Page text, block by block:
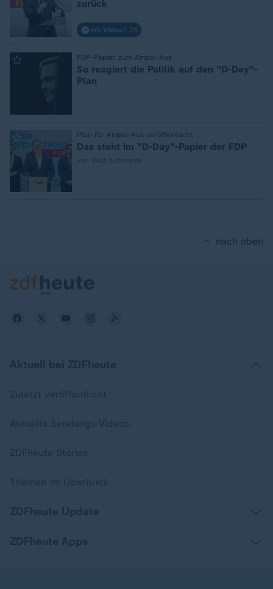
zurück
mit Video7:28
FDP-Papier zum Ampel-Aus
So reagiert die Politik auf den "D-Day"-
Plan
Plan für Ampel-Aus veröffentlicht
:
Das steht im "D-Day"-Papier der FDP
nach oben